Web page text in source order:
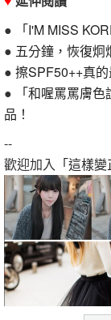
●
「I'M MISS
● 五分鐘，恢復炯
● 擦SPF50++真
●
「和喔罵罵膚
品！
--
歡迎加入 「這樣變